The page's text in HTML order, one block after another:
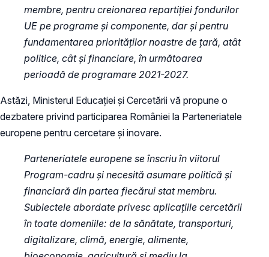
membre, pentru creionarea repartiției fondurilor
UE pe programe și componente, dar și pentru
fundamentarea priorităților noastre de țară, atât
politice, cât și financiare, în următoarea
perioadă de programare 2021-2027.
Astăzi, Ministerul Educației și Cercetării vă propune o
dezbatere privind participarea României la Parteneriatele
europene pentru cercetare și inovare.
Parteneriatele europene se înscriu în viitorul
Program-cadru și necesită asumare politică și
financiară din partea fiecărui stat membru.
Subiectele abordate privesc aplicațiile cercetării
în toate domeniile: de la sănătate, transporturi,
digitalizare, climă, energie, alimente,